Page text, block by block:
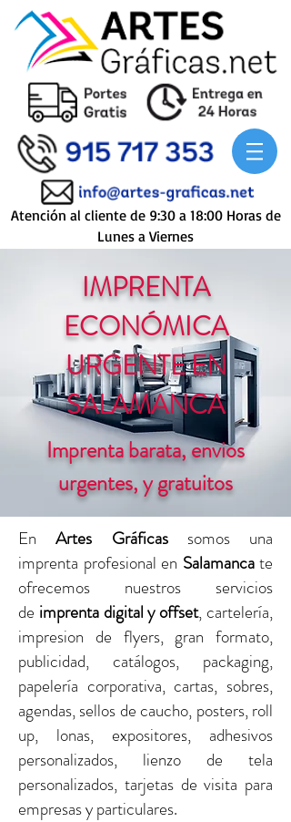
Atención al cliente de 9:30 a 18:00 Horas de
Lunes a Viernes
IMPRENTA
ECONÓMICA
URGENTE EN
SALAMANCA
Imprenta barata, envios
urgentes, y gratuitos
EnArtes Gráficas
somos una
imprenta profesional en Salamancate
ofrecemos nuestros servicios
de imprenta digital y offset, cartelería,
impresion de flyers, gran formato,
publicidad, catálogos, packaging,
papelería corporativa, cartas, sobres,
agendas, sellos de caucho, posters, roll
up, lonas, expositores, adhesivos
personalizados, lienzo de tela
personalizados, tarjetas de visita para
empresas y particulares.